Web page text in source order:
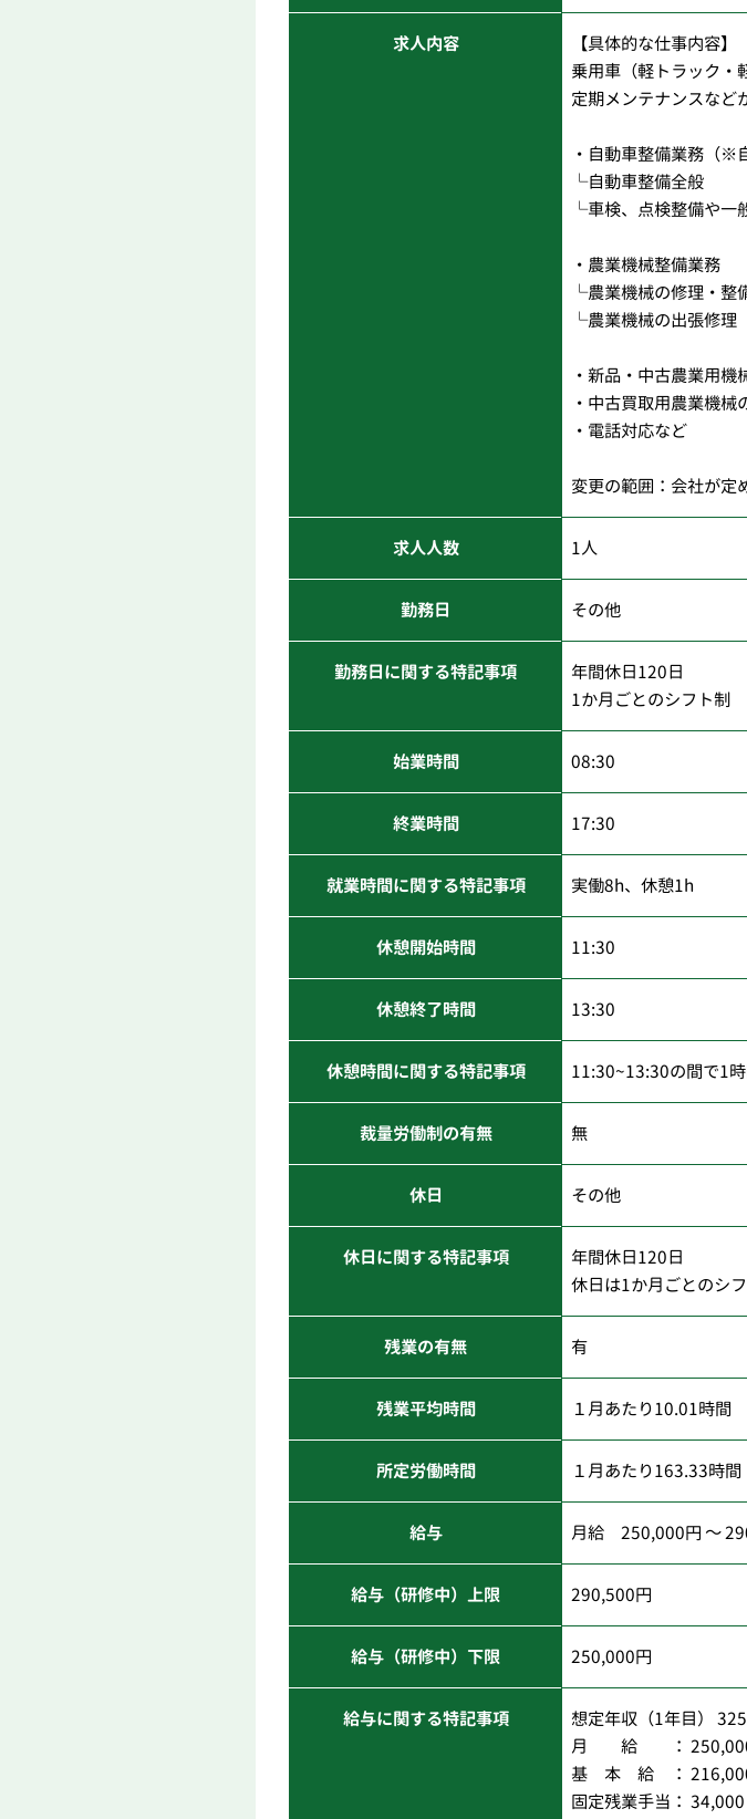
求人内容
【具体的な仕事内容】
乗用車（軽トラック・
定期メンテナンスなど
・自動車整備業務（※
└自動車整備全般
└車検、点検整備や一
・農業機械整備業務
└農業機械の修理・整
└農業機械の出張修理
・新品・中古農業用機
・中古買取用農業機
・電話対応など
変更の範囲：会社が定
求人人数 1人
勤務日 その他
勤務日に関する特記事項
年間休日120日
1か月ごとのシフト制
始業時間 08:30
終業時間 17:30
就業時間に関する特記事項 実働8h、休憩1h
休憩開始時間 11:30
休憩終了時間 13:30
休憩時間に関する特記事項 11:30~13:30の間で1
裁量労働制の有無 無
休日 その他
休日に関する特記事項
年間休日120日
休日は1か月ごとのシ
残業の有無 有
残業平均時間 １月あたり10.01時間
所定労働時間 １月あたり163.33時間
給与 月給 250,000円 ～
給与（研修中）上限 290,500円
給与（研修中）下限 250,000円
給与に関する特記事項
想定年収（1年目）
月 給 ： 250,000
基 本 給 ： 216,000
固定残業手当：